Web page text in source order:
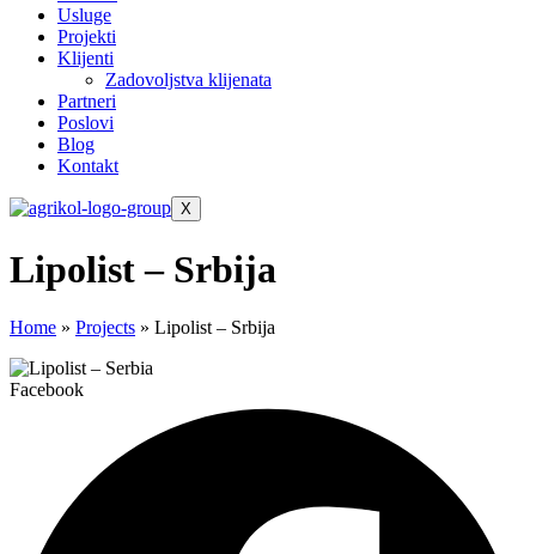
Usluge
Projekti
Klijenti
Zadovoljstva klijenata
Partneri
Poslovi
Blog
Kontakt
X
Lipolist – Srbija
Home » Projects » Lipolist – Srbija
Facebook